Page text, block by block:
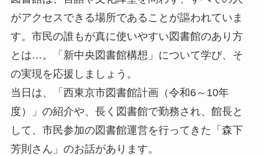
がアクセスできる場所であることが謳われていま
す。市民の誰もが真に使いやすい図書館のあり方
とは…。「新中央図書館構想」について学び、そ
の実現を応援しましょう。
当日は、「西東京市図書館計画（令和6～10年
度）」の紹介や、長く図書館で勤務され、館長と
して、市民参加の図書館運営を行ってきた「森下
芳則さん」のお話があります。